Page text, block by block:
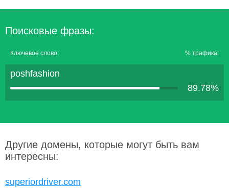
Поисковые фразы:
Ключевое слово: % трафика:
poshfashion
89.78%
Другие домены, которые могут быть вам
интересны:
superiordriver.com